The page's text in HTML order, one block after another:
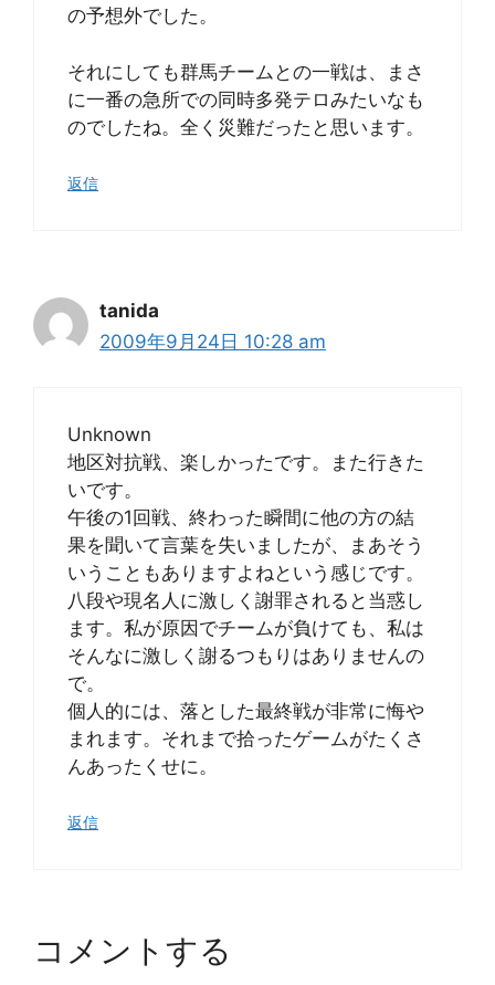
の予想外でした。
それにしても群馬チームとの一戦は、まさ
に一番の急所での同時多発テロみたいなも
のでしたね。全く災難だったと思います。
返信
tanida
2009年9月24日 10:28 am
Unknown
地区対抗戦、楽しかったです。また行きた
いです。
午後の1回戦、終わった瞬間に他の方の結
果を聞いて言葉を失いましたが、まあそう
いうこともありますよねという感じです。
八段や現名人に激しく謝罪されると当惑し
ます。私が原因でチームが負けても、私は
そんなに激しく謝るつもりはありませんの
で。
個人的には、落とした最終戦が非常に悔や
まれます。それまで拾ったゲームがたくさ
んあったくせに。
返信
コメントする